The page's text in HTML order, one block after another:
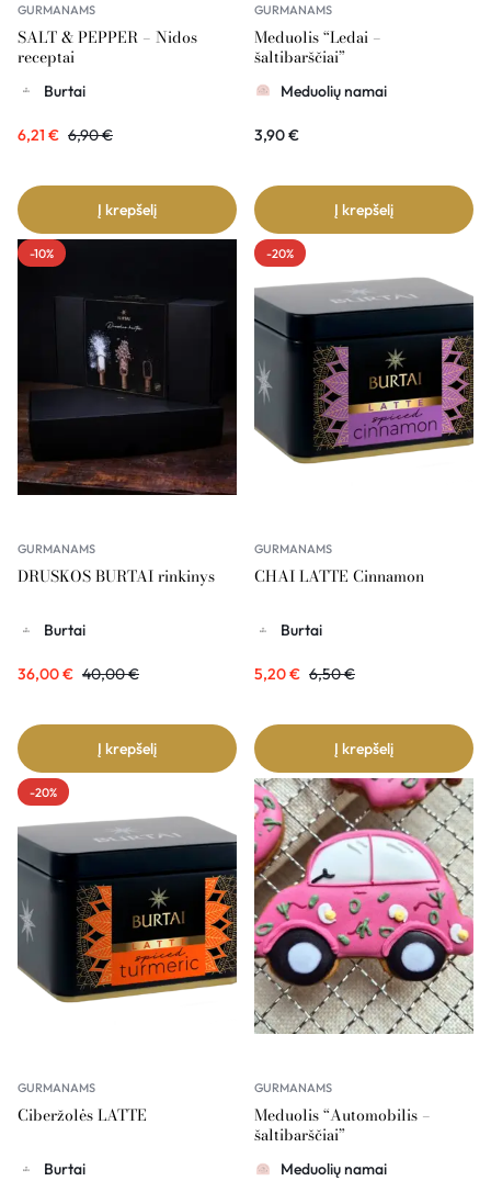
GURMANAMS
SALT & PEPPER – Nidos
receptai
Burtai
6,21 € 6,90€
Į krepšelį
GURMANAMS
Meduolis “Ledai –
šaltibarščiai”
Meduolių namai
3,90€
Į krepšelį
-10%
GURMANAMS
DRUSKOS BURTAI rinkinys
Burtai
36,00€ 40,00€
Į krepšelį
-20%
GURMANAMS
CHAI LATTE Cinnamon
Burtai
5,20€ 6,50€
Į krepšelį
-20%
GURMANAMS
Ciberžolės LATTE
Burtai
GURMANAMS
Meduolis “Automobilis –
šaltibarščiai”
Meduolių namai